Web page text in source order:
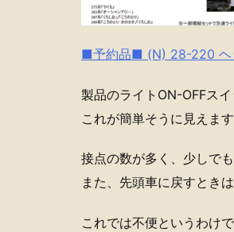
■予約品■ (N) 28-220 ヘ
製品のライトON-OFFス
これが簡単そうに見えます
接点の数が多く、少しで
また、先頭車に戻すとき
これでは不便というわけ